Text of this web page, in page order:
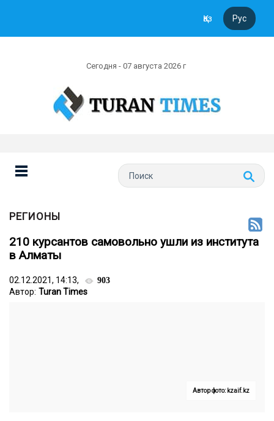
Қаз Рус
Сегодня - 07 августа 2026 г
РЕГИОНЫ
210 курсантов самовольно ушли из института
в Алматы
02.12.2021, 14:13, 903
Автор: Turan Times
Автор фото: kzaif.kz